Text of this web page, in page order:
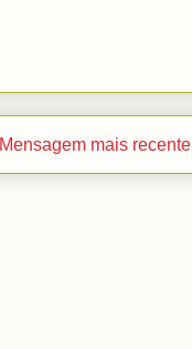
Mensagem mais recente